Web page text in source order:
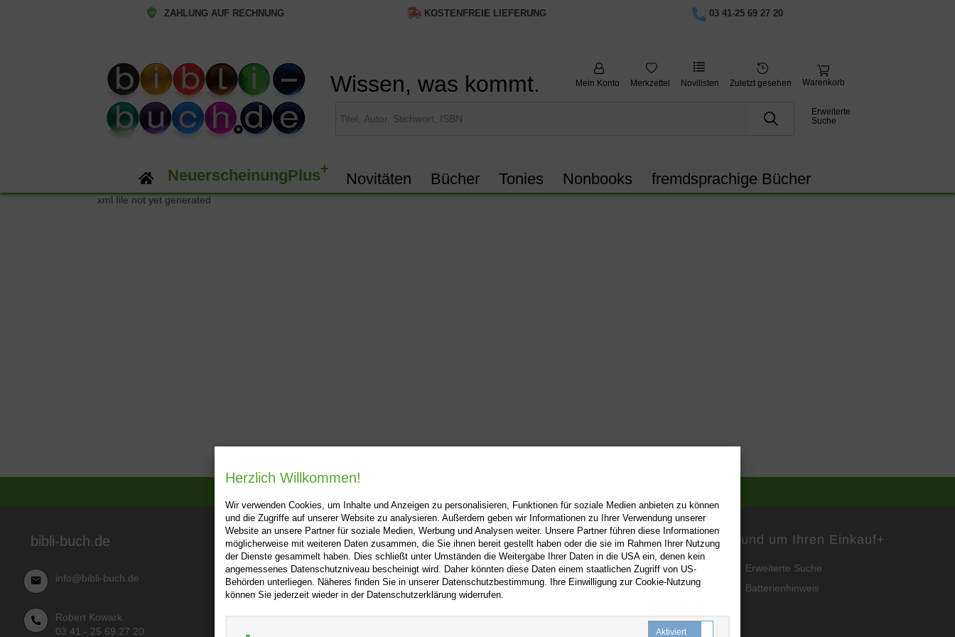
ZAHLUNG AUF RECHNUNG KOSTENFREIE LIEFERUNG 03 41-25 69 27 20
Wissen, was kommt. Mein Konto Merkzettel Novilisten Zuletzt gesehen Warenkorb
Erweiterte
Suche
NeuerscheinungPlus+
Novitäten Bücher Tonies Nonbooks fremdsprachige Bücher
xml file not yet generated
bibli-buch.de
info@bibli-buch.de
Robert Kowark
03 41 - 25 69 27 20
Über bibli-buch.de+
AGB
Impressum
Hilfe+
Kontakt
Newsletter
Rund um Ihren Einkauf+
Erweiterte Suche
Batterienhinweis
Herzlich Willkommen!
Wir verwenden Cookies, um Inhalte und Anzeigen zu personalisieren, Funktionen für soziale Medien anbieten zu können
und die Zugriffe auf unserer Website zu analysieren. Außerdem geben wir Informationen zu Ihrer Verwendung unserer
Website an unsere Partner für soziale Medien, Werbung und Analysen weiter. Unsere Partner führen diese Informationen
möglicherweise mit weiteren Daten zusammen, die Sie ihnen bereit gestellt haben oder die sie im Rahmen Ihrer Nutzung
der Dienste gesammelt haben. Dies schließt unter Umständen die Weitergabe Ihrer Daten in die USA ein, denen kein
angemessenes Datenschutzniveau bescheinigt wird. Daher könnten diese Daten einem staatlichen Zugriff von US-
Behörden unterliegen. Näheres finden Sie in unserer Datenschutzbestimmung. Ihre Einwilligung zur Cookie-Nutzung
können Sie jederzeit wieder in der Datenschutzerklärung widerrufen.